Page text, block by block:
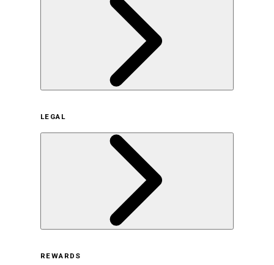
サステナビリティの取り組み（日本）
サステナビリティの取り組み（米国/英語）
ヒストリー
採用情報
LEGAL
REWARDS